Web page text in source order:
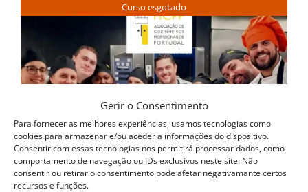
Gerir o Consentimento
Para fornecer as melhores experiências, usamos tecnologias como
cookies para armazenar e/ou aceder a informações do dispositivo.
Consentir com essas tecnologias nos permitirá processar dados, como
comportamento de navegação ou IDs exclusivos neste site. Não
consentir ou retirar o consentimento pode afetar negativamante certos
recursos e funções.
Curso esgotado